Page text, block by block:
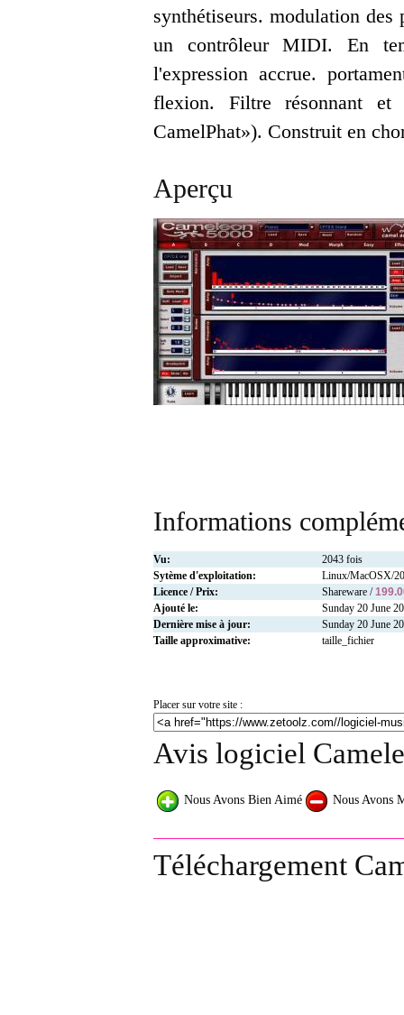
synthétiseurs. modulation
un contrôleur MIDI. En
l'expression accrue.
flexion. Filtre résonnant et
CamelPhat»). Construit en
Aperçu
Informations
Vu:
2043 fois
Sytème d'exploitation:
Linux/MacOSX/
Licence / Prix:
Shareware /
Ajouté le:
Sunday 20 June
Dernière mise à jour:
Sunday 20 June
Taille approximative:
taille_fichier
Placer sur votre site :
Avis logiciel
Nous Avons Bien Aimé Nous Avons
Téléchargement